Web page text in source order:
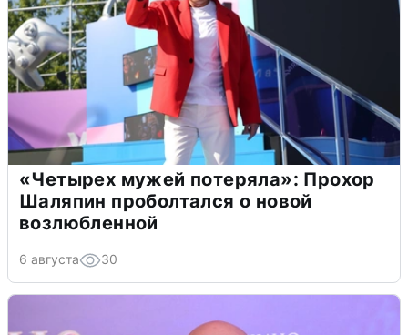
«Четырех мужей потеряла»: Прохор
Шаляпин проболтался о новой
возлюбленной
6 августа 30